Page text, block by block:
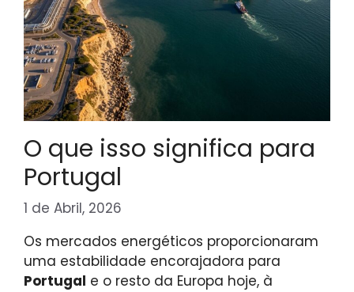
O que isso significa para
Portugal
1 de Abril, 2026
Os mercados energéticos proporcionaram
uma estabilidade encorajadora para
Portugal e o resto da Europa hoje, à